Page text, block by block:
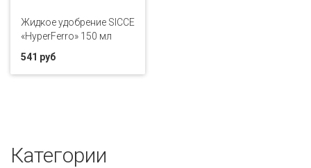
Жидкое удобрение SICCE
«HyperFerro» 150 мл
541 руб
Категории